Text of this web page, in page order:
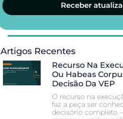
Receber
Artigos Recentes
Recurso Na
Ou Habeas
Decisão Da VEP
O recurso na
faz a peça ser
decisório completo